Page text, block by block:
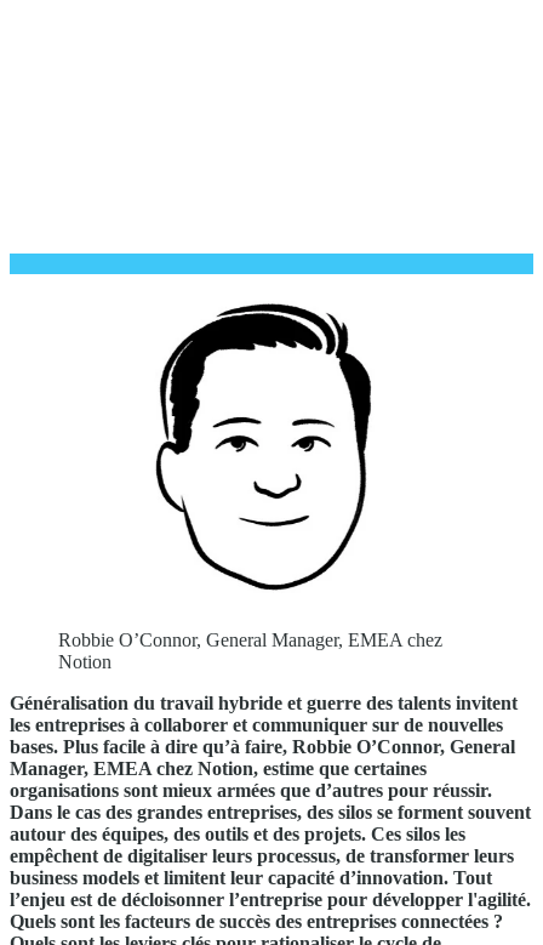
Robbie O’Connor, General Manager, EMEA chez
Notion
Généralisation du travail hybride et guerre des talents invitent
les entreprises à collaborer et communiquer sur de nouvelles
bases. Plus facile à dire qu’à faire, Robbie O’Connor, General
Manager, EMEA chez Notion, estime que certaines
organisations sont mieux armées que d’autres pour réussir.
Dans le cas des grandes entreprises, des silos se forment souvent
autour des équipes, des outils et des projets. Ces silos les
empêchent de digitaliser leurs processus, de transformer leurs
business models et limitent leur capacité d’innovation. Tout
l’enjeu est de décloisonner l’entreprise pour développer l'agilité.
Quels sont les facteurs de succès des entreprises connectées ?